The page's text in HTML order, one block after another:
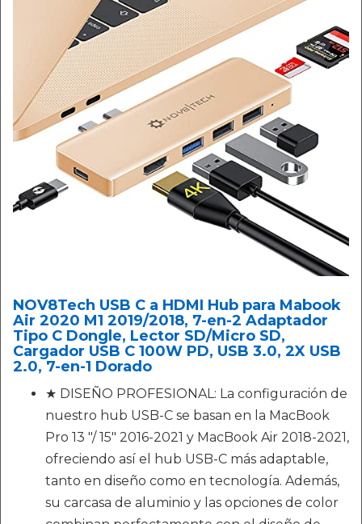
NOV8Tech USB C a HDMI Hub para Mabook
Air 2020 M1 2019/2018, 7-en-2 Adaptador
Tipo C Dongle, Lector SD/Micro SD,
Cargador USB C 100W PD, USB 3.0, 2X USB
2.0, 7-en-1 Dorado
★ DISEÑO PROFESIONAL: La configuración de
nuestro hub USB-C se basan en la MacBook
Pro 13 "/ 15" 2016-2021 y MacBook Air 2018-2021,
ofreciendo así el hub USB-C más adaptable,
tanto en diseño como en tecnología. Además,
su carcasa de aluminio y las opciones de color